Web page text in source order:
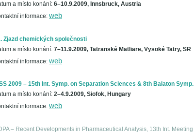
a místo konání: 6–10.9.2009, Innsbruck, Austria
informace: web
Zjazd chemických společnosti
a místo konání: 7–11.9.2009, Tatranské Matliare, Vysoké Tatry, SR
informace: web
2009 – 15th Int. Symp. on Separation Sciences & 8th Balaton Symp.
a místo konání: 2–4.9.2009, Siofok, Hungary
informace: web
– Recent Developments in Pharmaceutical Analysis, 13th Int. Meeting